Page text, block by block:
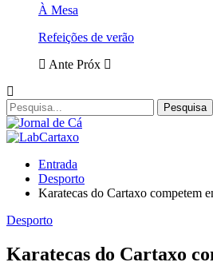
À Mesa
Refeições de verão
Ante Próx
Entrada
Desporto
Karatecas do Cartaxo competem
Desporto
Karatecas do Cartaxo